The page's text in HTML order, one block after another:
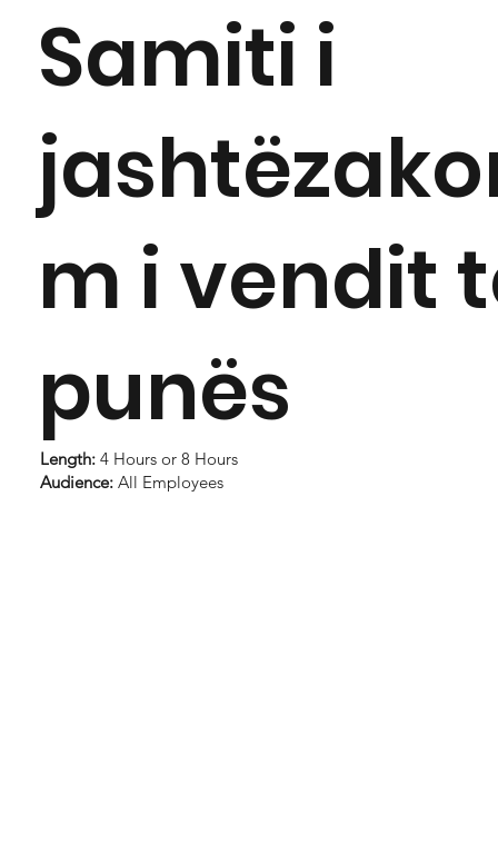
Length: 4 Hours or 8 Hours
Audience:All Employees
Samiti i
m i vendit
punës